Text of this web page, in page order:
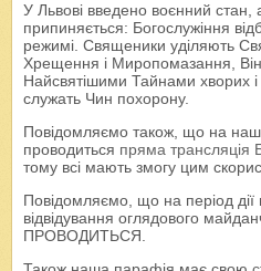
У Львові введено воєнний стан,
припиняється: Богослужіння
режимі. Священики уділяють
Хрещення і Миропомазання,
Найсвятішими Тайнами хворих
служать Чин похорону.
Повідомляємо також, що на
проводиться пряма трансляція
тому всі мають змогу цим
Повідомляємо, що на період дії
відвідування оглядового
ПРОВОДИТЬСЯ.